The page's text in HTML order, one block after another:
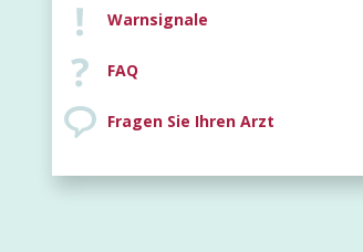
Warnsignale
FAQ
Fragen Sie Ihren Arzt